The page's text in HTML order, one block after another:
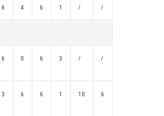
6 4 6 1 / /
6 0 6 3 / /
3 6 6 1 10 6